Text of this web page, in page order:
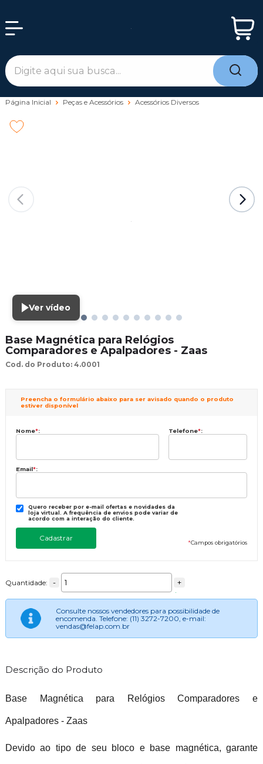
Página Inicial Peças e Acessórios Acessórios Diversos
Ver vídeo
Base Magnética para Relógios
Comparadores e Apalpadores - Zaas
Cod. do Produto: 4.0001
Preencha o formulário abaixo para ser avisado quando o produto
estiver disponível
Nome*: Telefone*:
Email*:
Quero receber por e-mail ofertas e novidades da
loja virtual. A frequência de envios pode variar de
acordo com a interação do cliente.
*Campos obrigatórios
Quantidade: - +
Consulte nossos vendedores para possibilidade de
encomenda. Telefone: (11) 3272-7200, e-mail:
vendas@felap.com.br
Descrição do Produto
Base Magnética para Relógios Comparadores e
Apalpadores - Zaas
Devido ao tipo de seu bloco e base magnética, garante